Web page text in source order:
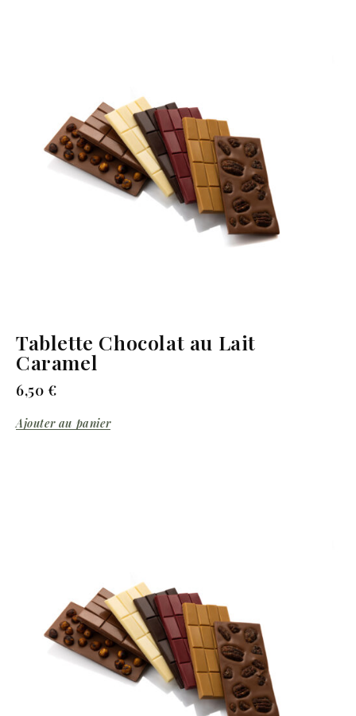
Tablette Chocolat au Lait
Caramel
6,50 €
Ajouter au panier